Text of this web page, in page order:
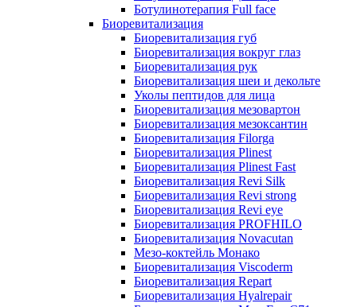
Ботулинотерапия Full face
Биоревитализация
Биоревитализация губ
Биоревитализация вокруг глаз
Биоревитализация рук
Биоревитализация шеи и декольте
Уколы пептидов для лица
Биоревитализация мезовартон
Биоревитализация мезоксантин
Биоревитализация Filorga
Биоревитализация Plinest
Биоревитализация Plinest Fast
Биоревитализация Revi Silk
Биоревитализация Revi strong
Биоревитализация Revi eye
Биоревитализация PROFHILO
Биоревитализация Novacutan
Мезо-коктейль Монако
Биоревитализация Viscoderm
Биоревитализация Repart
Биоревитализация Hyalrepair